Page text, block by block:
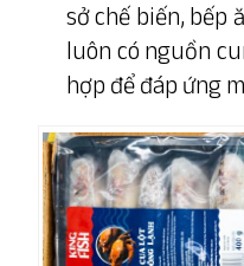
sở chế biến, bếp
luôn có nguồn
hợp để đáp ứng